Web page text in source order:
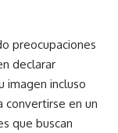
preocupaciones
declarar
imagen incluso
convertirse en un
que buscan